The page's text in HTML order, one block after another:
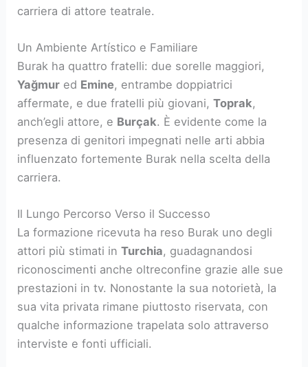
carriera di attore teatrale.
Un Ambiente Artístico e Familiare
Burak ha quattro fratelli: due sorelle maggiori,
Yağmur ed Emine, entrambe doppiatrici
affermate, e due fratelli più giovani,Toprak,
anch’egli attore, e Burçak. È evidente come la
presenza di genitori impegnati nelle arti abbia
influenzato fortemente Burak nella scelta della
carriera.
Il Lungo Percorso Verso il Successo
La formazione ricevuta ha reso Burak uno degli
attori più stimati inTurchia, guadagnandosi
riconoscimenti anche oltreconfine grazie alle sue
prestazioni in tv. Nonostante la sua notorietà, la
sua vita privata rimane piuttosto riservata, con
qualche informazione trapelata solo attraverso
interviste e fonti ufficiali.